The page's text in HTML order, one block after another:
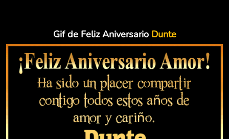
Gif de Feliz Aniversario Dunte